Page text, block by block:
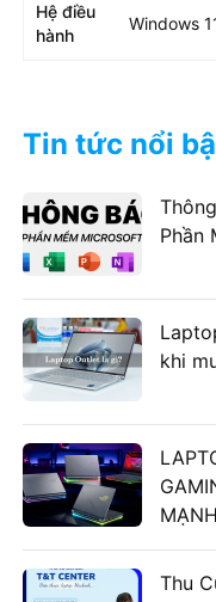
Hệ điều
hành
Windows
Tin tức nổi
Phần
khi
Thu